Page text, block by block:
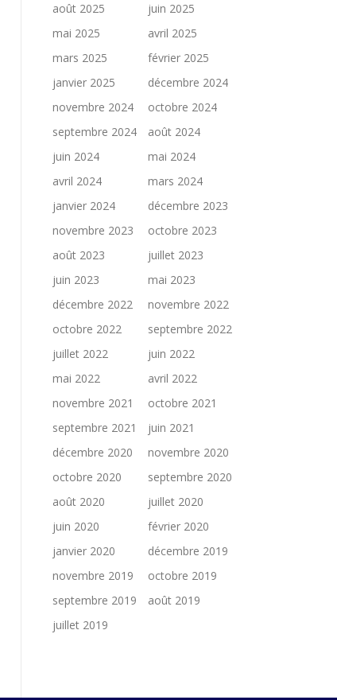
août 2025
juin 2025
mai 2025
avril 2025
mars 2025
février 2025
janvier 2025
décembre 2024
novembre 2024
octobre 2024
septembre 2024
août 2024
juin 2024
mai 2024
avril 2024
mars 2024
janvier 2024
décembre 2023
novembre 2023
octobre 2023
août 2023
juillet 2023
juin 2023
mai 2023
décembre 2022
novembre 2022
octobre 2022
septembre 2022
juillet 2022
juin 2022
mai 2022
avril 2022
novembre 2021
octobre 2021
septembre 2021
juin 2021
décembre 2020
novembre 2020
octobre 2020
septembre 2020
août 2020
juillet 2020
juin 2020
février 2020
janvier 2020
décembre 2019
novembre 2019
octobre 2019
septembre 2019
août 2019
juillet 2019